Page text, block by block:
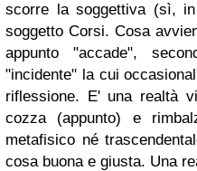
scorre la soggettiva (sì,
soggetto Corsi. Cosa
appunto "accade",
"incidente" la cui
riflessione. E' una realtà
cozza (appunto) e
metafisico né
cosa buona e giusta. Una